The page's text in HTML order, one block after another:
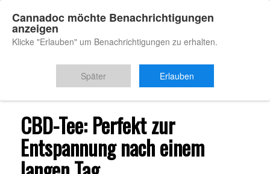
Du bist hier: Startseite / CBD Tee
CBD-Tee: Perfekt zur
Entspannung nach einem
Cannadoc möchte Benachrichtigungen
anzeigen
Klicke "Erlauben" um Benachrichtigungen zu erhalten.
Später Erlauben